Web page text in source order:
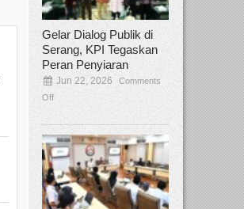
Gelar Dialog Publik di
Serang, KPI Tegaskan
Peran Penyiaran
Jun 22, 2026
Comments
Off